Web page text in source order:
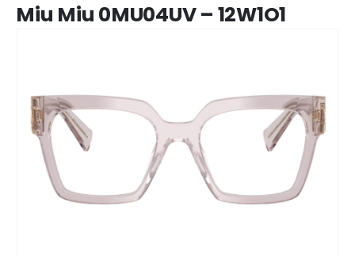
Miu Miu 0MU04UV – 12W1O1